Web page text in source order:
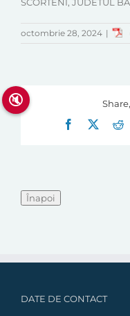
octombrie 28, 2024 |
Facebook
DATE DE CONTACT
🔇